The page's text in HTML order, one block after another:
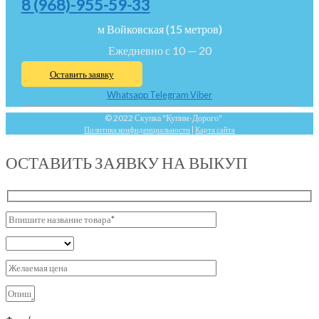
8 (968)-955-59-33
м Войковская (15 метров)
Ежедневно с 10 — 20
Оставить заявку
WhatsappTelegramViber
© 2022 Скупка "Купим-Дорого"
Политика конфиденциальности Карта сайта
ОСТАВИТЬ ЗАЯВКУ НА ВЫКУП